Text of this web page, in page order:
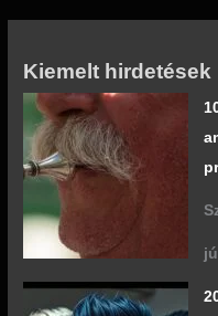
Kiemelt hirdetések